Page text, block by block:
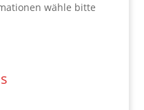
wähle bitte